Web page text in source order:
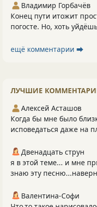
Владимир Горбачёв
Конец пути итожит
погосте. Но, хоть
ещё комментарии ⮕
ЛУЧШИЕ
Алексей Асташов
Когда бы мне было
исповедаться даже на
Двенадцать струн
я в этой теме... и мне
знаю эту
Валентина-Софи